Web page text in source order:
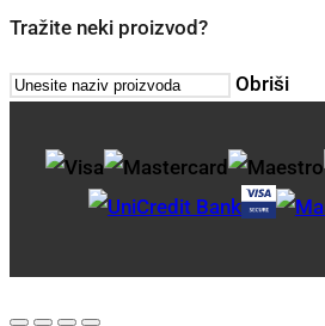
Tražite neki proizvod?
Obriši